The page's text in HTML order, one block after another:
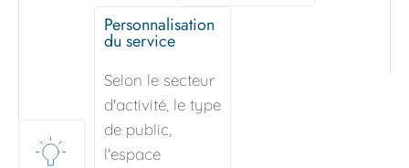
Personnalisation
du service
Selon le secteur
d'activité, le type
de public,
l'espace